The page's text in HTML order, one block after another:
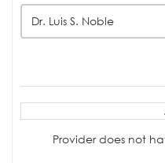
Dr. Luis S. Noble
Provider does not